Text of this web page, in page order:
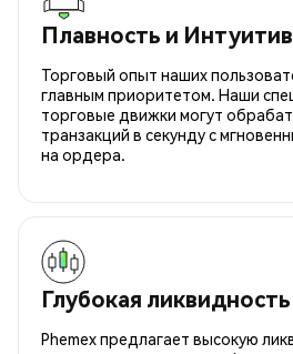
Плавность и
Торговый опыт наших
главным приоритетом. Наши
торговые движки могут
транзакций в секунду с
на ордера.
Глубокая ликвидность
Phemex предлагает высокую